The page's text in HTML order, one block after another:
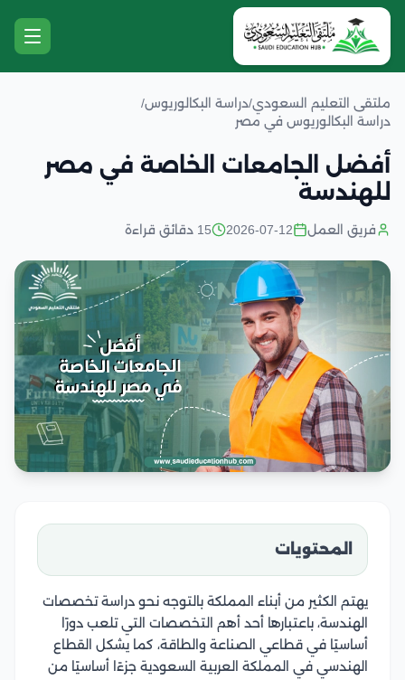
ملتقى التعليم السعودي/دراسة البكالوريوس/
دراسة البكالوريوس في مصر
أفضل الجامعات الخاصة في مصر
للهندسة
فريق العمل 2026-07-12 15 دقائق قراءة
المحتويات
يهتم الكثير من أبناء المملكة بالتوجه نحو دراسة تخصصات
الهندسة، باعتبارها أحد أهم التخصصات التي تلعب دورًا
أساسيًا في قطاعي الصناعة والطاقة، كما يشكل القطاع
الهندسي في المملكة العربية السعودية جزءًا أساسيًا من